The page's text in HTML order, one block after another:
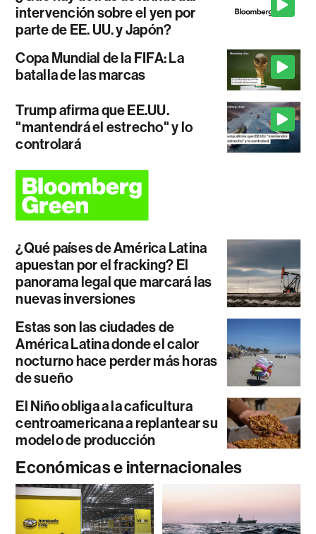
intervención sobre el yen por
parte de EE. UU. y Japón?
Copa Mundial de la FIFA: La
batalla de las marcas
Trump afirma que EE.UU.
"mantendrá el estrecho" y lo
controlará
¿Qué países de América Latina
apuestan por el fracking? El
panorama legal que marcará las
nuevas inversiones
Estas son las ciudades de
América Latina donde el calor
nocturno hace perder más horas
de sueño
El Niño obliga a la caficultura
centroamericana a replantear su
modelo de producción
Económicas e internacionales